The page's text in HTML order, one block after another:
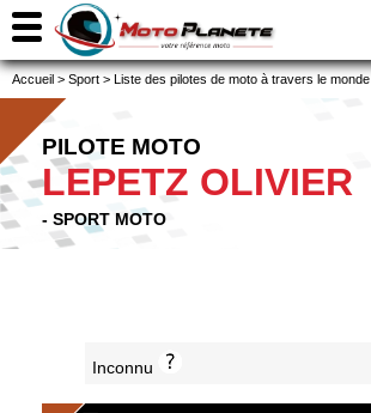
Accueil > Sport > Liste des pilotes de moto à travers le monde
PILOTE MOTO
LEPETZ OLIVIER
- SPORT MOTO
Inconnu